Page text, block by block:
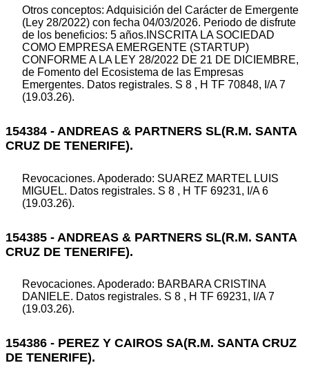
Otros conceptos: Adquisición del Carácter de Emergente
(Ley 28/2022) con fecha 04/03/2026. Periodo de disfrute
de los beneficios: 5 años.INSCRITA LA SOCIEDAD
COMO EMPRESA EMERGENTE (STARTUP)
CONFORME A LA LEY 28/2022 DE 21 DE DICIEMBRE,
de Fomento del Ecosistema de las Empresas
Emergentes. Datos registrales. S 8 , H TF 70848, I/A 7
(19.03.26).
154384 - ANDREAS & PARTNERS SL(R.M. SANTA
CRUZ DE TENERIFE).
Revocaciones. Apoderado: SUAREZ MARTEL LUIS
MIGUEL. Datos registrales. S 8 , H TF 69231, I/A 6
(19.03.26).
154385 - ANDREAS & PARTNERS SL(R.M. SANTA
CRUZ DE TENERIFE).
Revocaciones. Apoderado: BARBARA CRISTINA
DANIELE. Datos registrales. S 8 , H TF 69231, I/A 7
(19.03.26).
154386 - PEREZ Y CAIROS SA(R.M. SANTA CRUZ
DE TENERIFE).